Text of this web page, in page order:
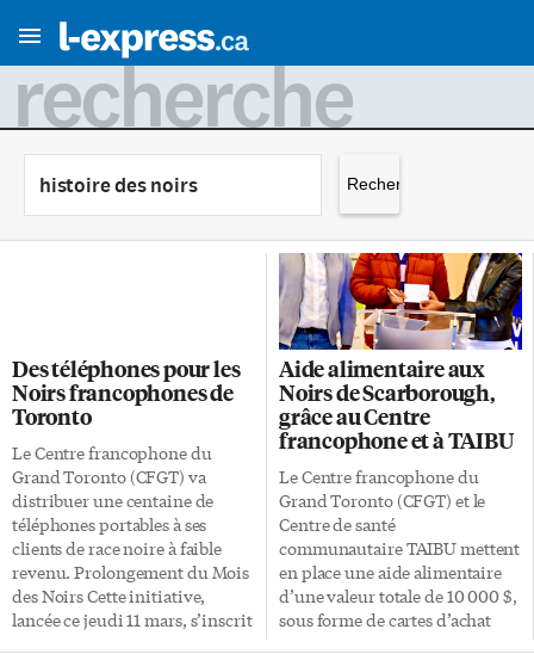
recherche
Des téléphones pour les
Noirs francophones de
Toronto
Le Centre francophone du
Grand Toronto (CFGT) va
distribuer une centaine de
téléphones portables à ses
clients de race noire à faible
revenu. Prolongement du Mois
des Noirs Cette initiative,
lancée ce jeudi 11 mars, s’inscrit
Aide alimentaire aux
Noirs de Scarborough,
grâce au Centre
francophone et à TAIBU
Le Centre francophone du
Grand Toronto (CFGT) et le
Centre de santé
communautaire TAIBU mettent
en place une aide alimentaire
d’une valeur totale de 10 000 $,
sous forme de cartes d’achat